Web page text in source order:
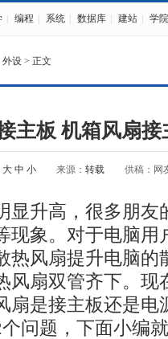
编程 系统 数据库 建站 学院
外设 > 正文
主板 机箱风扇
大 中 小 来源： 转载 供稿：网
显升高，很多朋友
现象。对于电脑用
热风扇提升电脑的
风扇双管齐下。现
扇是接主板还是
问题，下面小编